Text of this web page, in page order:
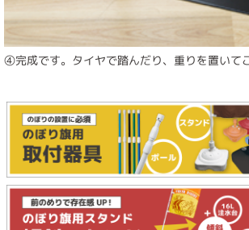
④完成です。タイヤで踏んだり、重りを置いて